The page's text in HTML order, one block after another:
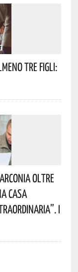
Tre Figli:
Oltre
Casa
I